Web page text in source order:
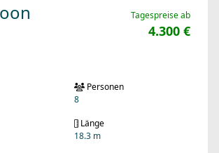
Tagespreise ab
4.300 €
Personen
8
Länge
18.3 m